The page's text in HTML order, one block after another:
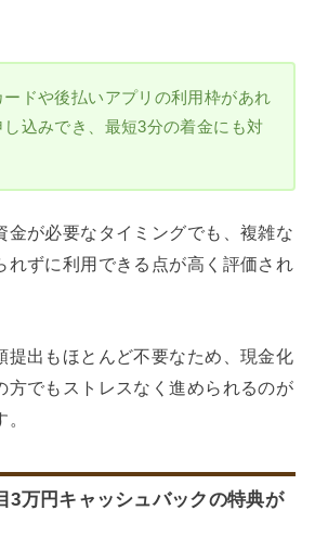
ードや後払いアプリの利用枠があれ
し込みでき、最短3分の着金にも対
金が必要なタイミングでも、複雑な
れずに利用できる点が高く評価され
提出もほとんど不要なため、現金化
方でもストレスなく進められるのが
3万円キャッシュバックの特典が